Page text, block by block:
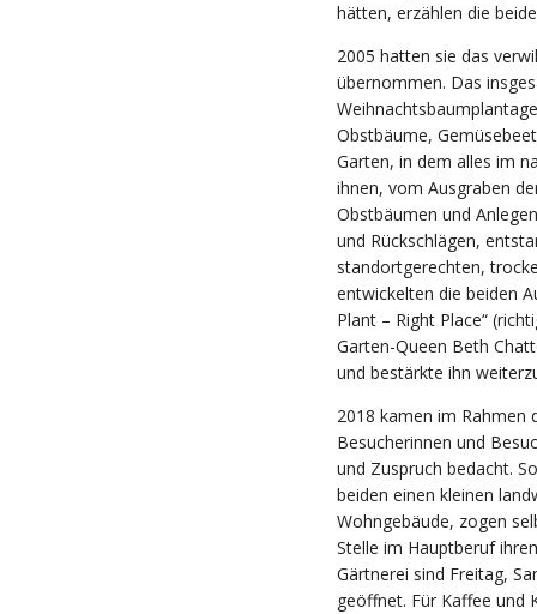
hätten, erzählen die
2005 hatten sie das
übernommen. Das
Obstbäume,
Garten, in dem alles im
ihnen, vom Ausgraben
Obstbäumen und
und Rückschlägen,
standortgerechten,
entwickelten die beiden
Plant – Right Place“
Garten-Queen Beth
und bestärkte ihn
2018 kamen im Rahmen
Besucherinnen und
und Zuspruch bedacht.
beiden einen kleinen
Wohngebäude, zogen
Stelle im Hauptberuf
Gärtnerei sind Freitag,
geöffnet. Für Kaffee und